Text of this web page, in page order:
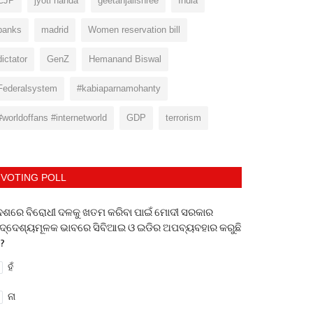
madrid Women reservation bill
GenZ Hemanand Biswal
#kabiaparnamohanty
#internetworld GDP terrorism
VOTING POLL
ବିରୋଧୀ ଦଳକୁ ଖତମ କରିବା ପାଇଁ ମୋଦୀ ସରକାର
ଭାବରେ ସିବିଆଇ ଓ ଇଡିର ଅପବ୍ୟବହାର କରୁଛି
ହଁ
ନା